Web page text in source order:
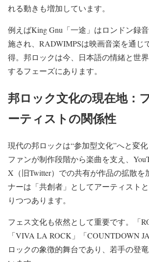
れる動きも増加しています。
例えばKing Gnu「一途」はロンドン録
施され、RADWIMPSは映画音楽を通じ
得。邦ロックは今、日本語の情緒と世
するフェーズにあります。
邦ロック文化の現在地：
ーティストの関係性
現代の邦ロックは“参加型文化”へと変
ファンが制作段階から楽曲を支え、
X（旧Twitter）での共有が作品の拡散を
ナーは「共創者」としてアーティスト
りつつあります。
フェス文化も依然として重要です。「
「VIVA LA ROCK」「COUNTDOWN
ロックの象徴的舞台であり、若手の登